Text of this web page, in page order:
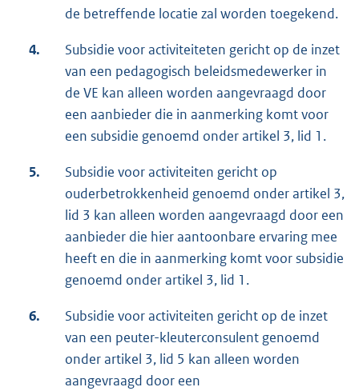
de betreffende locatie zal worden toegekend.
4.
Subsidie voor activiteiteten gericht op de inzet
van een pedagogisch beleidsmedewerker in
de VE kan alleen worden aangevraagd door
een aanbieder die in aanmerking komt voor
een subsidie genoemd onder artikel 3, lid 1.
5.
Subsidie voor activiteiten gericht op
ouderbetrokkenheid genoemd onder artikel 3,
lid 3 kan alleen worden aangevraagd door een
aanbieder die hier aantoonbare ervaring mee
heeft en die in aanmerking komt voor subsidie
genoemd onder artikel 3, lid 1.
6.
Subsidie voor activiteiten gericht op de inzet
van een peuter-kleuterconsulent genoemd
onder artikel 3, lid 5 kan alleen worden
aangevraagd door een